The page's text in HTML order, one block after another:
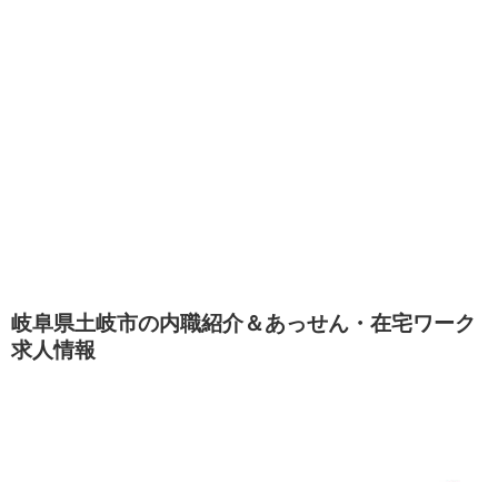
岐阜県土岐市の内職紹介＆あっせん・在宅ワーク
求人情報